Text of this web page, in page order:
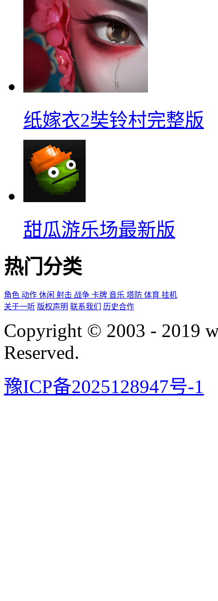
纸嫁衣2奘铃村完整版
甜瓜游乐场最新版
热门分类
角色 动作 休闲 射击 战争 卡牌 音乐 塔防 体育 挂机
关于一听 版权声明 联系我们 历史合作
Copyright © 2003 - 2019
Reserved.
豫ICP备2025128947号-1